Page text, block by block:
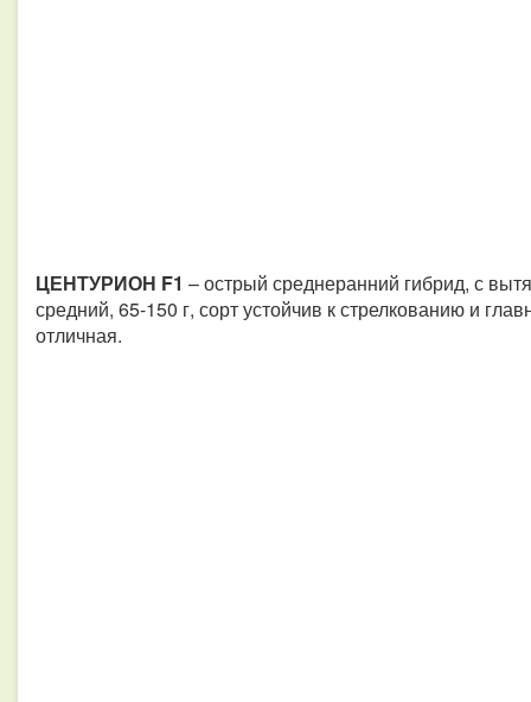
ЦЕНТУРИОН F1 – острый среднеранний гибрид, с
средний, 65-150 г, сорт устойчив к стрелкованию и
отличная.